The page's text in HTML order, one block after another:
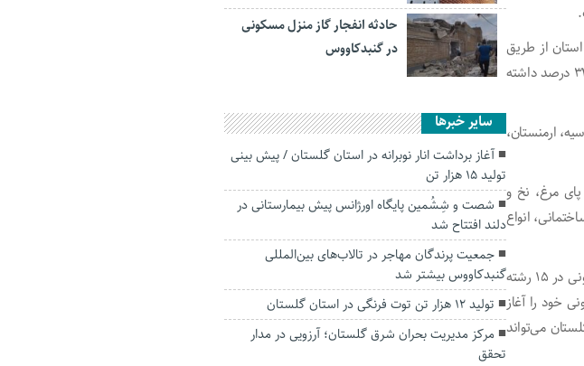
توسط ۴۲ شرکت تعاونی این استان از طریق
گمرکات استان و سایر گمرکات استان‌های کشور ارسال شده و این رقم نسبت به مدت مشابه سال قبل رشد ۳۳ درصد داشته
ارمنستان،
مرغ، نخ و
انواع
مطابق داده‌های آماری اداره کل تعاون، کار و رفاه اجتماعی گلستان، در این استان ۱۰ هزار و ۵۸۴ شرکت تعاونی در ۱۵ رشته
سرمایه فعالیت تعاونی خود را آغاز
می‌تواند
حادثه انفجار گاز منزل مسکونی
در گنبدکاووس
سایر خبرها
آغاز برداشت انار نوبرانه در استان گلستان / پیش بینی
تولید ۱۵ هزار تن
شصت و شِشُمین پایگاه اورژانس پیش بیمارستانی در
دلند افتتاح شد
جمعیت پرندگان مهاجر در تالاب‌های بین‌المللی
گنبدکاووس بیشتر شد
تولید ۱۲ هزار تن توت فرنگی در استان گلستان
مرکز مدیریت بحران شرق گلستان؛ آرزویی در مدار
تحقق